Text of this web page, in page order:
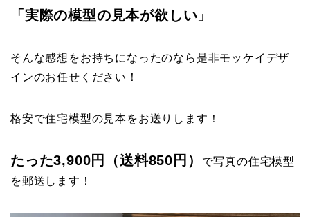
「実際の模型の見本が欲しい」
そんな感想をお持ちになったのなら是非モッケイデザ
インのお任せください！
格安で住宅模型の見本をお送りします！
たった3,900円（送料850円）
で写真の住宅模型
を郵送します！